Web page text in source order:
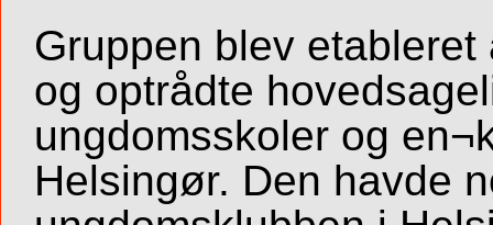
Gruppen blev
og optrådte
ungdomsskoler og
Helsingør. Den havde